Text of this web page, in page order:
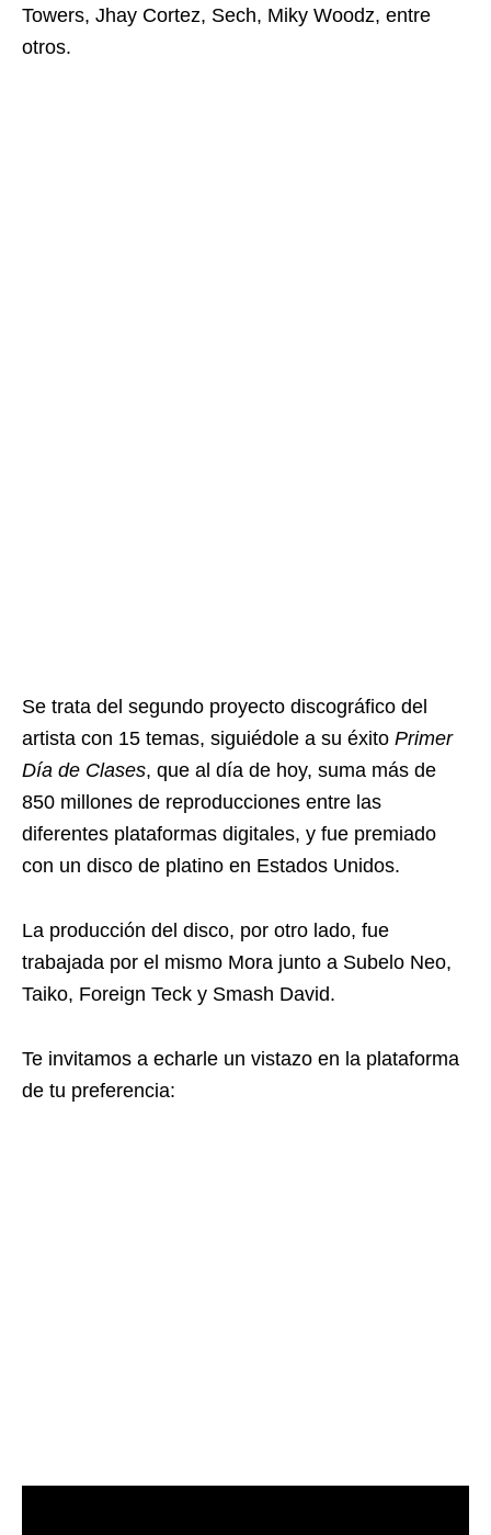
Towers, Jhay Cortez, Sech, Miky Woodz, entre
otros.
Se trata del segundo proyecto discográfico del
artista con 15 temas, siguiédole a su éxito Primer
Día de Clases, que al día de hoy, suma más de
850 millones de reproducciones entre las
diferentes plataformas digitales, y fue premiado
con un disco de platino en Estados Unidos.
La producción del disco, por otro lado, fue
trabajada por el mismo Mora junto a Subelo Neo,
Taiko, Foreign Teck y Smash David.
Te invitamos a echarle un vistazo en la plataforma
de tu preferencia: